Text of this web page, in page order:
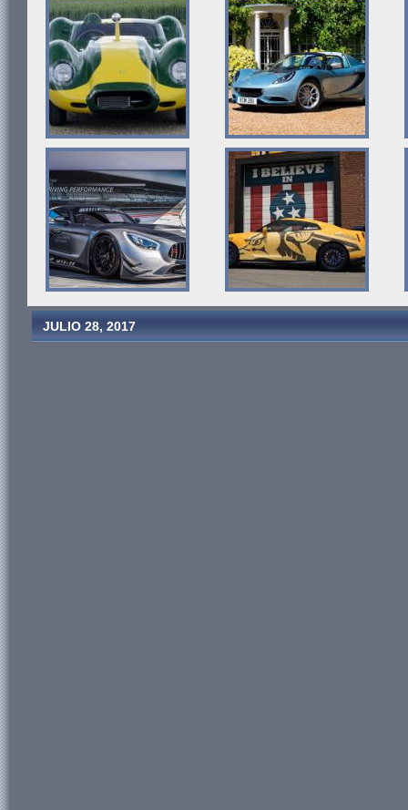
JULIO 28, 2017